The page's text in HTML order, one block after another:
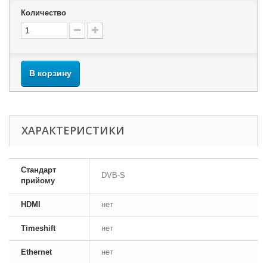
Количество
В корзину
ХАРАКТЕРИСТИКИ
Стандарт
прийому
DVB-S
HDMI нет
Timeshift нет
Ethernet нет